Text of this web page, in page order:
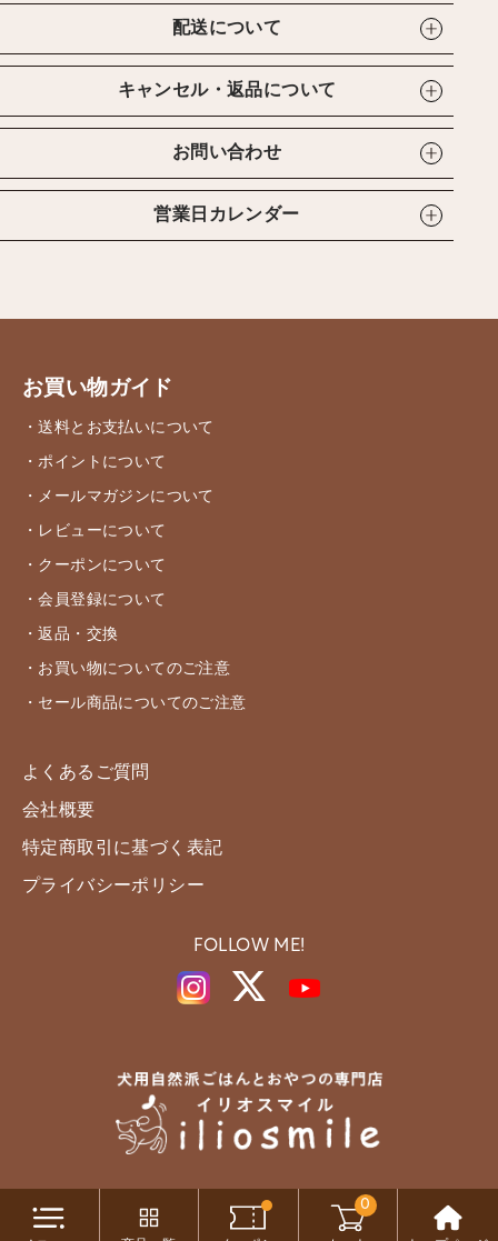
配送について
キャンセル・返品について
お問い合わせ
営業日カレンダー
お買い物ガイド
・送料とお支払いについて
・ポイントについて
・メールマガジンについて
・レビューについて
・クーポンについて
・会員登録について
・返品・交換
・お買い物についてのご注意
・セール商品についてのご注意
よくあるご質問
会社概要
特定商取引に基づく表記
プライバシーポリシー
FOLLOW ME!
0